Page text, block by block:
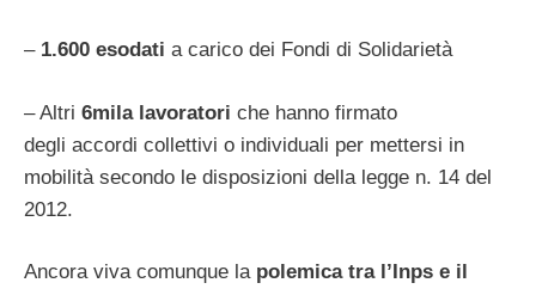
– 1.600 esodati a carico dei Fondi di Solidarietà
– Altri 6mila lavoratori che hanno firmato
degli accordi collettivi o individuali per mettersi in
mobilità secondo le disposizioni della legge n. 14 del
2012.
Ancora viva comunque la polemica tra l’Inps e il